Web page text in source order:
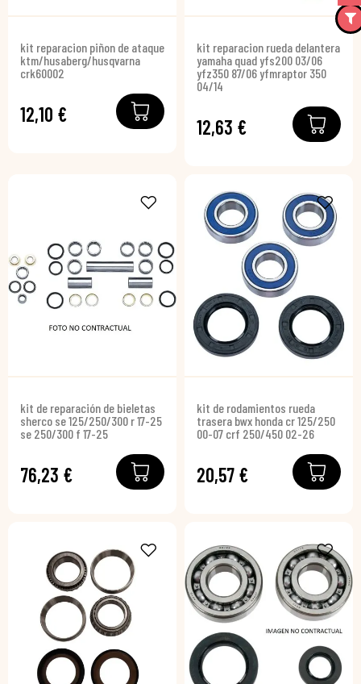
kit reparacion piñon de ataque
ktm/husaberg/husqvarna
crk60002
12,10 €
kit reparacion rueda delantera
yamaha quad yfs200 03/06
yfz350 87/06 yfmraptor 350
04/14
12,63 €
kit de reparación de bieletas
sherco se 125/250/300 r 17-25
se 250/300 f 17-25
76,23 €
kit de rodamientos rueda
trasera bwx honda cr 125/250
00-07 crf 250/450 02-26
20,57 €